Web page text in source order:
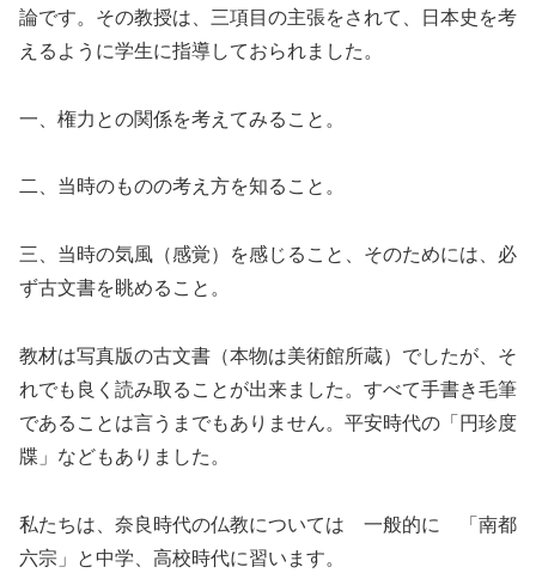
論です。その教授は、三項目の主張をされて、日本史を考
えるように学生に指導しておられました。
一、権力との関係を考えてみること。
二、当時のものの考え方を知ること。
三、当時の気風（感覚）を感じること、そのためには、必
ず古文書を眺めること。
教材は写真版の古文書（本物は美術館所蔵）でしたが、そ
れでも良く読み取ることが出来ました。すべて手書き毛筆
であることは言うまでもありません。平安時代の「円珍度
牒」などもありました。
私たちは、奈良時代の仏教については 一般的に 「南都
六宗」と中学、高校時代に習います。